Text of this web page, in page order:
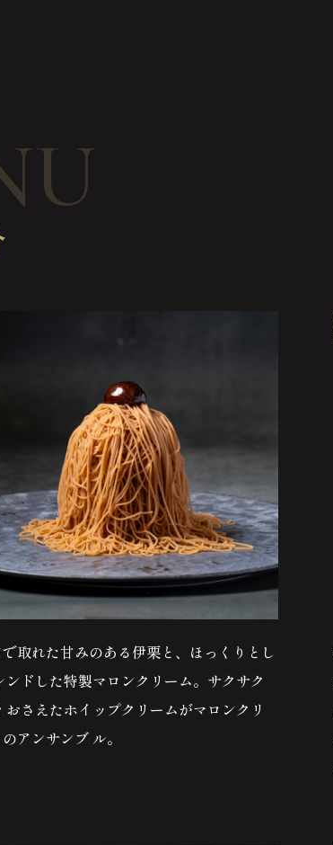
取れた甘みのある伊栗と、ほっくりとし
ドした特製マロンクリーム。サクサク
さえたホイップクリームがマロンクリ
アンサンブ ル。